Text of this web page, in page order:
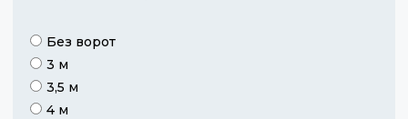
Без ворот
3 м
3,5 м
4 м